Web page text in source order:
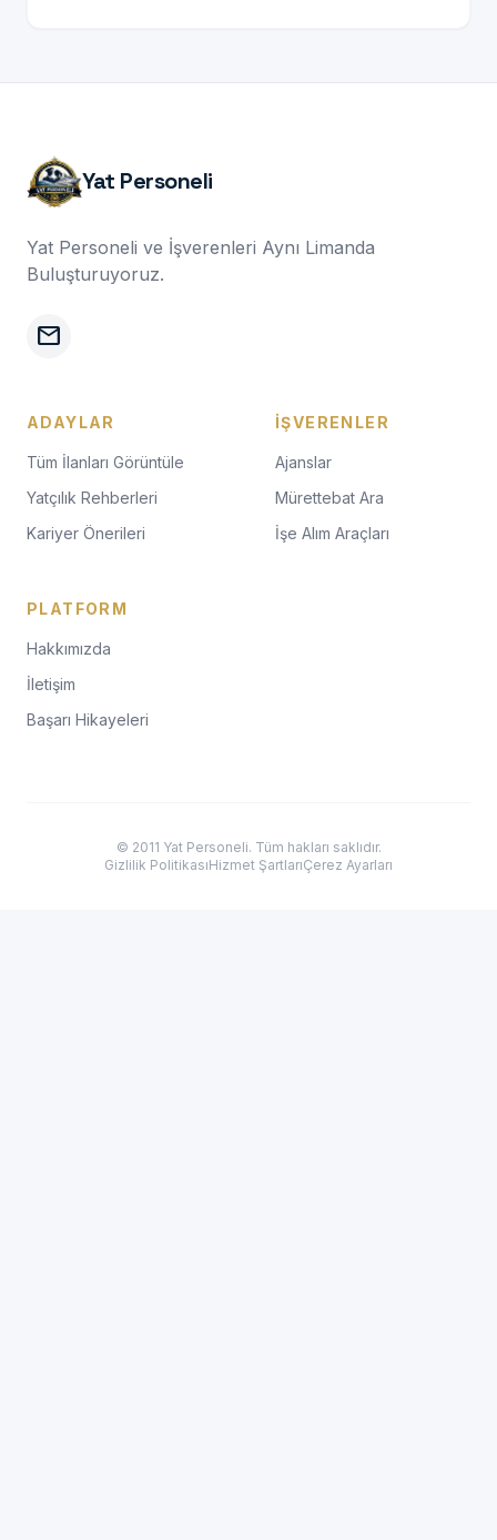
Yat Personeli
Yat Personeli ve İşverenleri Aynı Limanda
Buluşturuyoruz.
mail
ADAYLAR
Tüm İlanları Görüntüle
Yatçılık Rehberleri
Kariyer Önerileri
İŞVERENLER
Ajanslar
Mürettebat Ara
İşe Alım Araçları
PLATFORM
Hakkımızda
İletişim
Başarı Hikayeleri
© 2011 Yat Personeli. Tüm hakları saklıdır.
Gizlilik PolitikasıHizmet ŞartlarıÇerez Ayarları